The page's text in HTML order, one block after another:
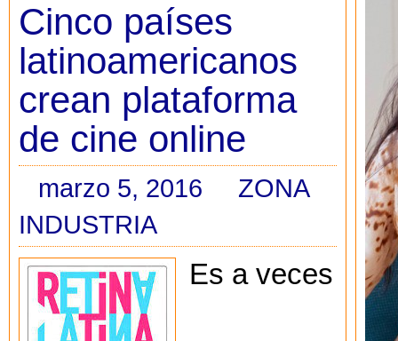
Cinco países
latinoamericanos
crean plataforma
de cine online
marzo 5, 2016
ZONA
INDUSTRIA
Es a veces